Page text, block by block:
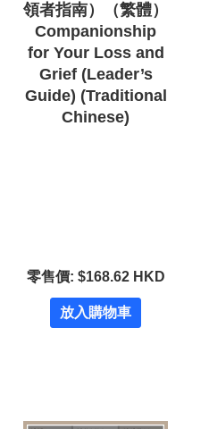
領者指南）（繁體）
Companionship
for Your Loss and
Grief (Leader’s
Guide) (Traditional
Chinese)
零售價: $168.62 HKD
放入購物車